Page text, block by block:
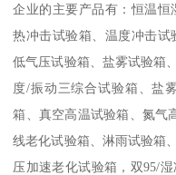
企业的主要产品有：恒温
热冲击试验箱、温度冲击
低气压试验箱、盐雾试验箱
度/振动三综合试验箱、盐
箱、真空高温试验箱、氮气
线老化试验箱、淋雨试验箱
压加速老化试验箱，双95/